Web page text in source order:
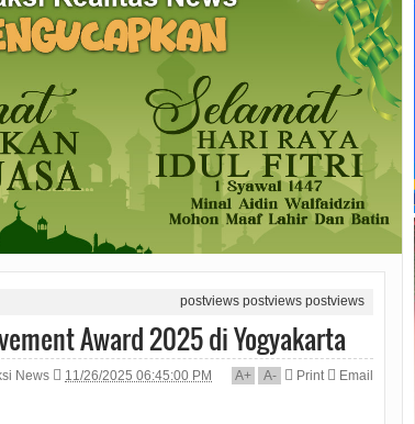
postviewspostviewspostviews
Award 2025 di Yogyakarta
News 11/26/2025 06:45:00 PM A+ A- Print
Email